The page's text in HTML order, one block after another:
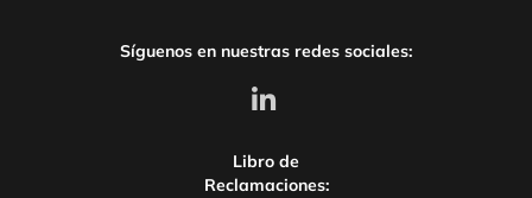
Síguenos en nuestras redes sociales:
Libro de
Reclamaciones: